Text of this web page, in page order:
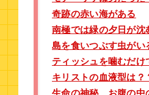
奇跡の赤い海がある
南極では緑の夕日が沈
島を食いつぶす虫がい
ティッシュを噛むだけ
キリストの血液型は？
生命の神秘 お腹の中